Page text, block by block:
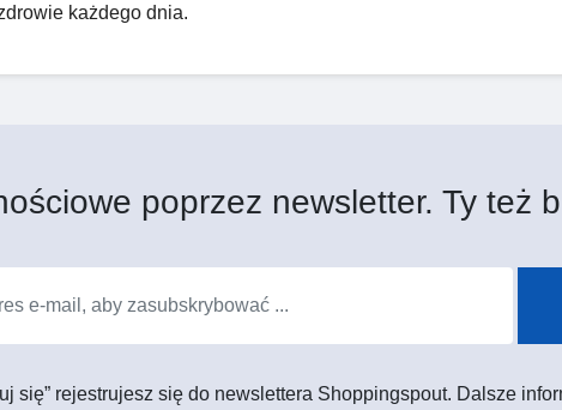
każdego dnia.
poprzez newsletter. Ty też
się” rejestrujesz się do newslettera Shoppingspout. Dalsze